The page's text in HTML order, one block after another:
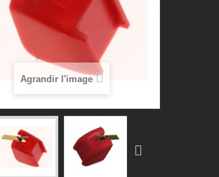
Agrandir l'image